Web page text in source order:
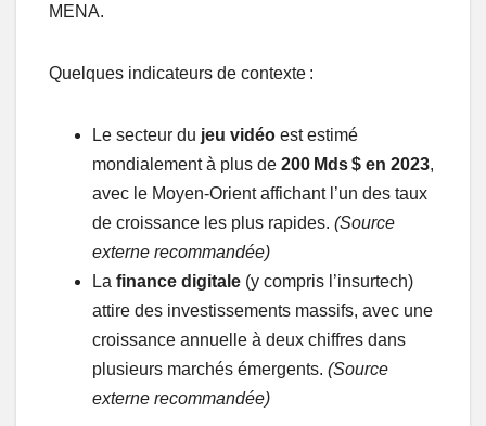
MENA.
Quelques indicateurs de contexte :
Le secteur du jeu vidéo est estimé
mondialement à plus de 200 Mds $ en 2023,
avec le Moyen‑Orient affichant l’un des taux
de croissance les plus rapides. (Source
externe recommandée)
La finance digitale (y compris l’insurtech)
attire des investissements massifs, avec une
croissance annuelle à deux chiffres dans
plusieurs marchés émergents. (Source
externe recommandée)